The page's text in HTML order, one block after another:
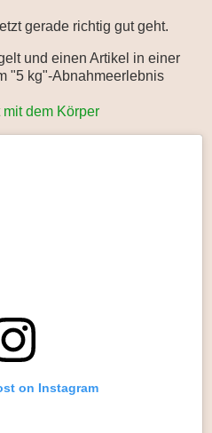
gerade richtig gut geht.
und einen Artikel in einer
"5 kg"-Abnahmeerlebnis
dem Körper
on Instagram